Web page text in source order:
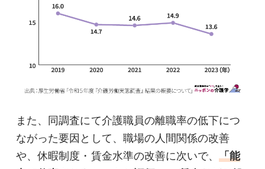
また、同調査にて介護職員の離職率の低下につ
ながった要因として、職場の人間関係の改善
や、休暇制度・賃金水準の改善に次いで、「能